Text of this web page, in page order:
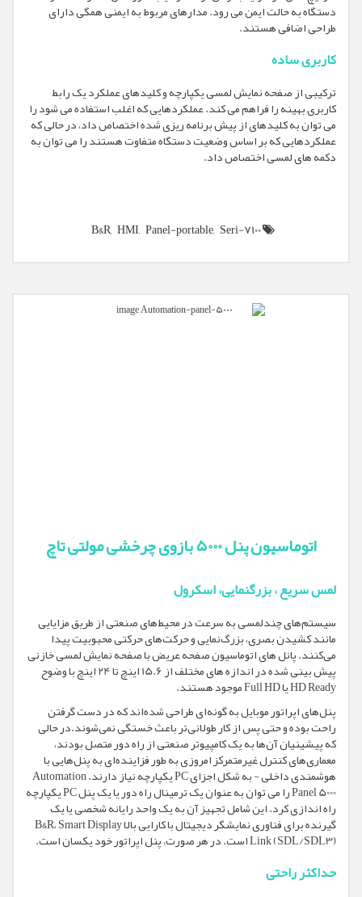
دستگاه به حالت ایمن می رود. مدارهای مربوط به ایمنی همگی دارای
طراحی اضافی هستند.
کاربری ساده
ترکیبی از صفحه نمایش لمسی یکپارچه و کلیدهای عملکرد یک رابط
کاربری بهینه را فراهم می کند. عملکردهایی که اغلب استفاده می شود را
می توان به کلیدهای از پیش برنامه ریزی شده اختصاص داد، در حالی که
عملکردهایی که بر اساس وضعیت دستگاه متفاوت هستند را می توان به
دکمه های لمسی اختصاص داد.
B&R, HMI, Panel-portable, Seri-7100
اتوماسیون پنل 5000 بازوی چرخشی مولتی تاچ
لمس سریع ، بزرگنمایی، اسکرول
سیستم‌های چندلمسی به سرعت در محیط‌های صنعتی از طریق مزایایی
مانند کشیدن بصری، بزرگ‌نمایی و حرکت‌های حرکتی محبوبیت پیدا
می‌کنند. پانل های اتوماسیون صفحه عریض با صفحه نمایش لمسی خازنی
پیش بینی شده در اندازه های مختلف از 15.6 اینچ تا 24 اینچ با وضوح
HD Ready یا Full HD موجود هستند.
پنل‌های اپراتور موبایل به گونه‌ای طراحی شده‌اند که در دست گرفتن
راحت بوده و حتی پس از کار طولانی‌تر باعث خستگی نمی‌شوند.در حالی
که پیشینیان آن‌ها به یک کامپیوتر صنعتی از راه دور متصل بودند،
معماری‌های کنترل غیرمتمرکز امروزی به طور فزاینده‌ای به پنل‌هایی با
هوشمندی داخلی - به شکل اجزای PC یکپارچه نیاز دارند. Automation
Panel 5000 را می توان به عنوان یک ترمینال راه دور یا یک پنل PC یکپارچه
راه اندازی کرد. این شامل تجهیز آن به یک واحد رایانه شخصی یا یک
گیرنده برای فناوری نمایشگر دیجیتال با کارایی بالا B&R، Smart Display
Link (SDL/SDL3) است. در هر صورت، پنل اپراتور خود یکسان است.
حداکثر راحتی